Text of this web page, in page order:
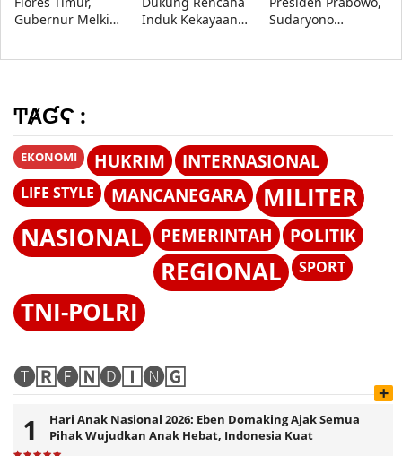
Gubernur Melki
Induk Kekayaan
Sudaryono
ͲȺƓϚ :
EKONOMI HUKRIM INTERNASIONAL
LIFE STYLE MANCANEGARA
MILITER
NASIONAL
PEMERINTAH POLITIK
REGIONAL SPORT
TNI-POLRI
🅣🅁🅔🄽🅓🄸🅝🄶
+
Hari Anak Nasional 2026: Eben Domaking Ajak Semua
Pihak Wujudkan Anak Hebat, Indonesia Kuat